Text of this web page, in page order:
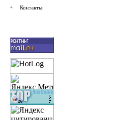
Контакты